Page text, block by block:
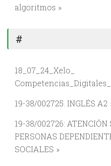
algoritmos
#
18_07_24_Xelo_
19-38/002725. INGLÉS A2
19-38/002726:
PERSONAS
SOCIALES